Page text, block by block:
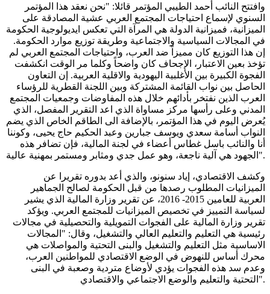
وافتتح النائب أحمد الطيبي المؤتمر قائلا: "نحن نعقد هذا المؤتمر
السنوي لإسماع احتياجات المجتمع العربي عشية المصادقة على
الميزانية، فميزانية الدولة هي المرآة التي تعكس ايديولوجية الحكومة
في المجالات السياسية والاجتماعية وطريقة توزيع موارد الحكومة.
إن هذا التوزيع كان مميزاً ضد العرب، واحتياجات المجتمع العربي لم
تؤخذ بعين الاعتبار، الإجحاف كان واضحاً وكلما مر الوقت انكشفت
الفجوة الكبيرة بين الأغلبية اليهودية والاقلية العربية. إن التعاون
الحاصل بين نواب القائمة المشتركة وبين اللجنة القطرية للرؤساء
العرب الذين نفتخر بأدائهم خلال هذه المفاوضات وجمعيات المجتمع
المدني وعلى رأسها مركز مساواة الذي اعد التقرير المفصل، الذي
يُعرض اليوم في هذا المؤتمر، بالإضافة الى الطاقم الخاص الذي يضم
النواب أسامة سعدي ويوسف جبارين وعبد الحكيم حاج يحيى، وكوننا
أنا والنائب باسل غطاس أعضاء في لجنة المالية، فإن تضافر هذه
الجهود هي آلية ناجعة، وهو عمل جدي ومثابر ومستمر بمهنية عالية".
وكشف الاقتصادي، إياد سنونو، والذي أعد بدوره تقريرا عن
الميزانيات المطلوب رصدها من قبل الحكومة لصالح الجماهير
العربية للعامين 2015- 2016، عن تقرير وزارة المالية الذي يشير
لسياسة التمييز في تخصيص الميزانيات للمجتمع العربي. ويؤكد
تقرير وزارة المالية على الفجوات التمويلية والتحصيلية في مجالات
رئيسية هي التعليم والتعليم العالي والتشغيل، وقال: "المجالات
الاساسية مثل التعليم والتشغيل والبنى التحتية والمواصلات هي
محرك أساس للنهوض في الوضع الاقتصادي للمواطنين العرب،
وعدم سد هذه الفجوات يؤدي لأوضاع متردية وصعبة في البنى
التحتية والتعليم والوضع الاجتماعي والاقتصادي".